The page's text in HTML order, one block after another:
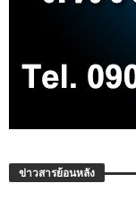
ข่าวสารย้อนหลัง